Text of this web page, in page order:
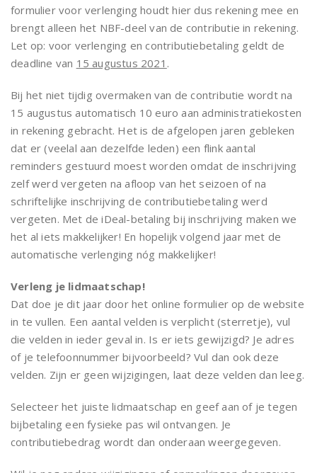
formulier voor verlenging houdt hier dus rekening mee en
brengt alleen het NBF-deel van de contributie in rekening.
Let op: voor verlenging en contributiebetaling geldt de
deadline van 15 augustus 2021 .
Bij het niet tijdig overmaken van de contributie wordt na
15 augustus automatisch 10 euro aan administratiekosten
in rekening gebracht. Het is de afgelopen jaren gebleken
dat er (veelal aan dezelfde leden) een flink aantal
reminders gestuurd moest worden omdat de inschrijving
zelf werd vergeten na afloop van het seizoen of na
schriftelijke inschrijving de contributiebetaling werd
vergeten. Met de iDeal-betaling bij inschrijving maken we
het al iets makkelijker! En hopelijk volgend jaar met de
automatische verlenging nóg makkelijker!
Verleng je lidmaatschap!
Dat doe je dit jaar door het online formulier op de website
in te vullen. Een aantal velden is verplicht (sterretje), vul
die velden in ieder geval in. Is er iets gewijzigd? Je adres
of je telefoonnummer bijvoorbeeld? Vul dan ook deze
velden. Zijn er geen wijzigingen, laat deze velden dan leeg.
Selecteer het juiste lidmaatschap en geef aan of je tegen
bijbetaling een fysieke pas wil ontvangen. Je
contributiebedrag wordt dan onderaan weergegeven.